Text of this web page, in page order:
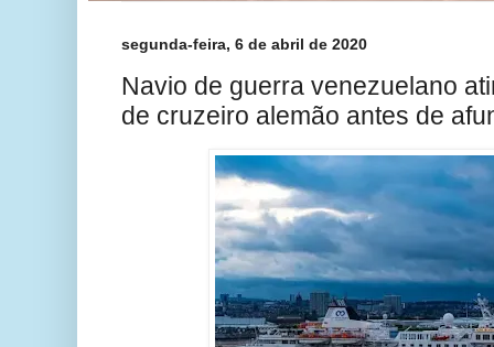
segunda-feira, 6 de abril de 2020
Navio de guerra venezuelano
de cruzeiro alemão antes de